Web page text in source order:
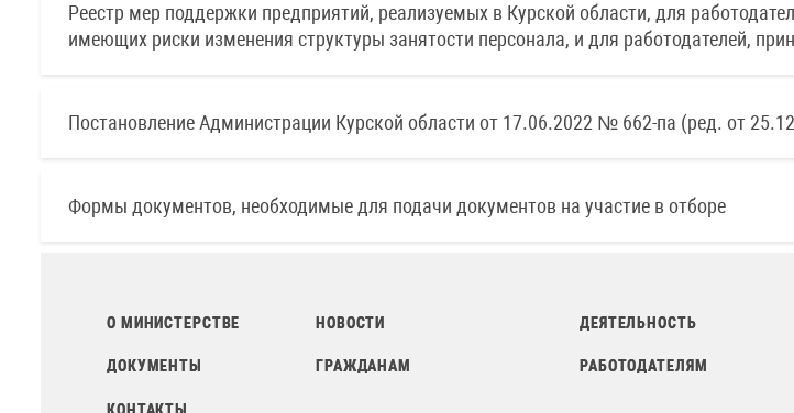
Реестр мер поддержки предприятий, реализуемых в Курской области, для
имеющих риски изменения структуры занятости персонала, и для работодателей,
Постановление Администрации Курской области от 17.06.2022 № 662-па (ред. от
Формы документов, необходимые для подачи документов на участие в отборе
О МИНИСТЕРСТВЕ НОВОСТИ ДЕЯТЕЛЬНОСТЬ
ДОКУМЕНТЫ ГРАЖДАНАМ РАБОТОДАТЕЛЯМ
КОНТАКТЫ